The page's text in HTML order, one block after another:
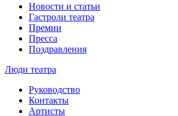
Новости и статьи
Гастроли театра
Премии
Пресса
Поздравления
Люди театра
Руководство
Контакты
Артисты